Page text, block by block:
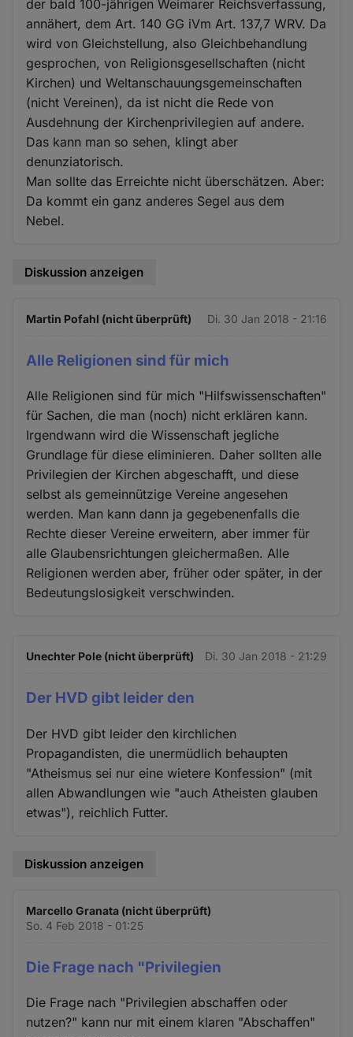
der bald 100-jährigen Weimarer Reichsverfassung,
annähert, dem Art. 140 GG iVm Art. 137,7 WRV. Da
wird von Gleichstellung, also Gleichbehandlung
gesprochen, von Religionsgesellschaften (nicht
Kirchen) und Weltanschauungsgemeinschaften
(nicht Vereinen), da ist nicht die Rede von
Ausdehnung der Kirchenprivilegien auf andere.
Das kann man so sehen, klingt aber
denunziatorisch.
Man sollte das Erreichte nicht überschätzen. Aber:
Da kommt ein ganz anderes Segel aus dem
Nebel.
Diskussion anzeigen
Martin Pofahl (nicht überprüft) Di. 30 Jan 2018 - 21:16
Alle Religionen sind für mich
Alle Religionen sind für mich "Hilfswissenschaften"
für Sachen, die man (noch) nicht erklären kann.
Irgendwann wird die Wissenschaft jegliche
Grundlage für diese eliminieren. Daher sollten alle
Privilegien der Kirchen abgeschafft, und diese
selbst als gemeinnützige Vereine angesehen
werden. Man kann dann ja gegebenenfalls die
Rechte dieser Vereine erweitern, aber immer für
alle Glaubensrichtungen gleichermaßen. Alle
Religionen werden aber, früher oder später, in der
Bedeutungslosigkeit verschwinden.
Unechter Pole (nicht überprüft) Di. 30 Jan 2018 - 21:29
Der HVD gibt leider den
Der HVD gibt leider den kirchlichen
Propagandisten, die unermüdlich behaupten
"Atheismus sei nur eine wietere Konfession" (mit
allen Abwandlungen wie "auch Atheisten glauben
etwas"), reichlich Futter.
Diskussion anzeigen
Marcello Granata (nicht überprüft)
So. 4 Feb 2018 - 01:25
Die Frage nach "Privilegien
Die Frage nach "Privilegien abschaffen oder
nutzen?" kann nur mit einem klaren "Abschaffen"